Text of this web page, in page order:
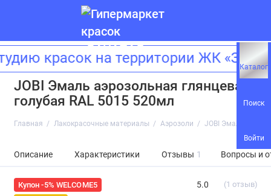
Каталог
Поиск
Войти
красок на территории ЖК
JOBI Эмаль аэрозольная глянцевая
голубая RAL 5015 520мл
Главная Лакокрасочные материалы Аэрозоли JOBI Эмаль
Описание Характеристики Отзывы 1 Вопросы и
Купон -5% WELCOME5
5.0 (1 отзыв)